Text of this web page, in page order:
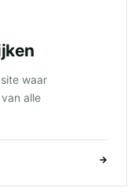
waar
alle
→